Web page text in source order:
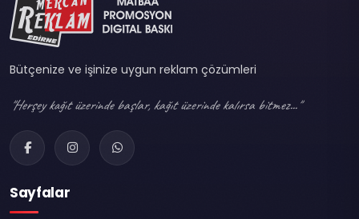
Bütçenize ve işinize uygun reklam çözümleri
"Herşey kağıt üzerinde başlar, kağıt üzerinde kalırsa bitmez..."
Sayfalar